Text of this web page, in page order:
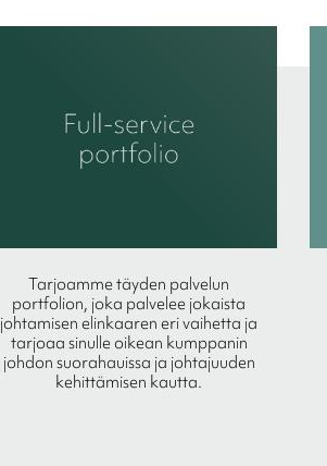
Tarjoamme täyden palvelun
portfolion, joka palvelee jokaista
johtamisen elinkaaren eri vaihetta ja
tarjoaa sinulle oikean kumppanin
johdon suorahauissa ja johtajuuden
kehittämisen kautta.